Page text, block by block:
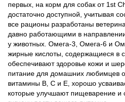
первых, на корм для собак от 1st
достаточно доступной, учитывая
все рационы разработаны
давно работающими в
у животных. Омега-3, Омега-6 и
жирные кислоты, содержащиеся в
обеспечивают здоровье кожи и
питание для домашних любимцев
витамины В, С и Е, хорошо
которые улучшают пищеварение и